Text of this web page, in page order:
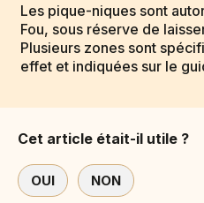
Les pique-niques sont
Fou, sous réserve de
Plusieurs zones sont
effet et indiquées sur le
Cet article était-il utile ?
OUI NON